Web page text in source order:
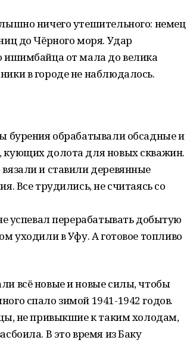
ничего утешительного: немец
до Чёрного моря. Удар
ишимбайца от мала до велика
в городе не наблюдалось.
бурения обрабатывали обсадные и
долота для новых скважин.
и ставили деревянные
Все трудились, не считаясь со
успевал перерабатывать добытую
уходили в Уфу. А готовое топливо
всё новые и новые силы, чтобы
спало зимой 1941-1942 годов.
не привыкшие к таким холодам,
В это время из Баку